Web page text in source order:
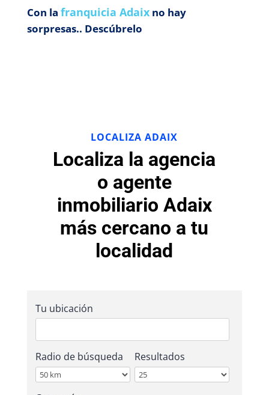
Con la franquicia Adaixno hay
sorpresas.. Descúbrelo
LOCALIZA ADAIX
Localiza la agencia
o agente
inmobiliario Adaix
más cercano a tu
localidad
Tu ubicación
Radio de búsqueda Resultados